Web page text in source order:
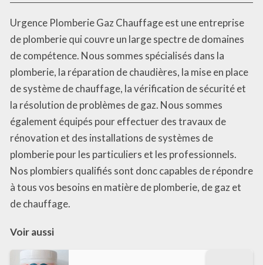
Urgence Plomberie Gaz Chauffage est une entreprise
de plomberie qui couvre un large spectre de domaines
de compétence. Nous sommes spécialisés dans la
plomberie, la réparation de chaudières, la mise en place
de système de chauffage, la vérification de sécurité et
la résolution de problèmes de gaz. Nous sommes
également équipés pour effectuer des travaux de
rénovation et des installations de systèmes de
plomberie pour les particuliers et les professionnels.
Nos plombiers qualifiés sont donc capables de répondre
à tous vos besoins en matière de plomberie, de gaz et
de chauffage.
Voir aussi